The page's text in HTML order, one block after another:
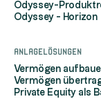
Odyssey-
Odyssey - Horizon
Anlagelösungen
Vermögen
Vermögen
Private Equity als